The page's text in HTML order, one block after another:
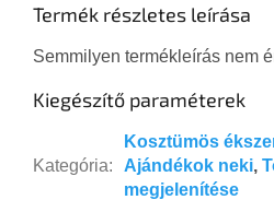
Termék részletes leírása
Semmilyen termékleírás nem
Kiegészítő paraméterek
Kategória:
Kosztümös
Ajándékok neki,
megjelenítése